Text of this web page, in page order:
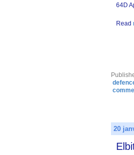
64D
Read
20